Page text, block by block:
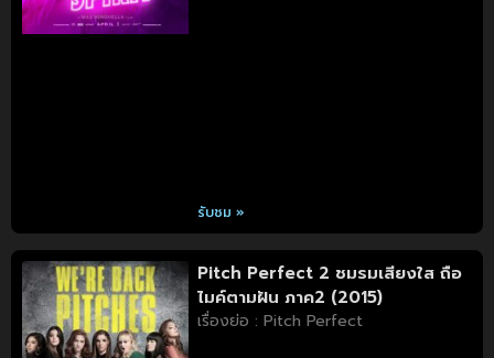
รับชม »
Pitch Perfect 2 ชมรมเสียงใส ถือ
ไมค์ตามฝัน ภาค2 (2015)
เรื่องย่อ : Pitch Perfect